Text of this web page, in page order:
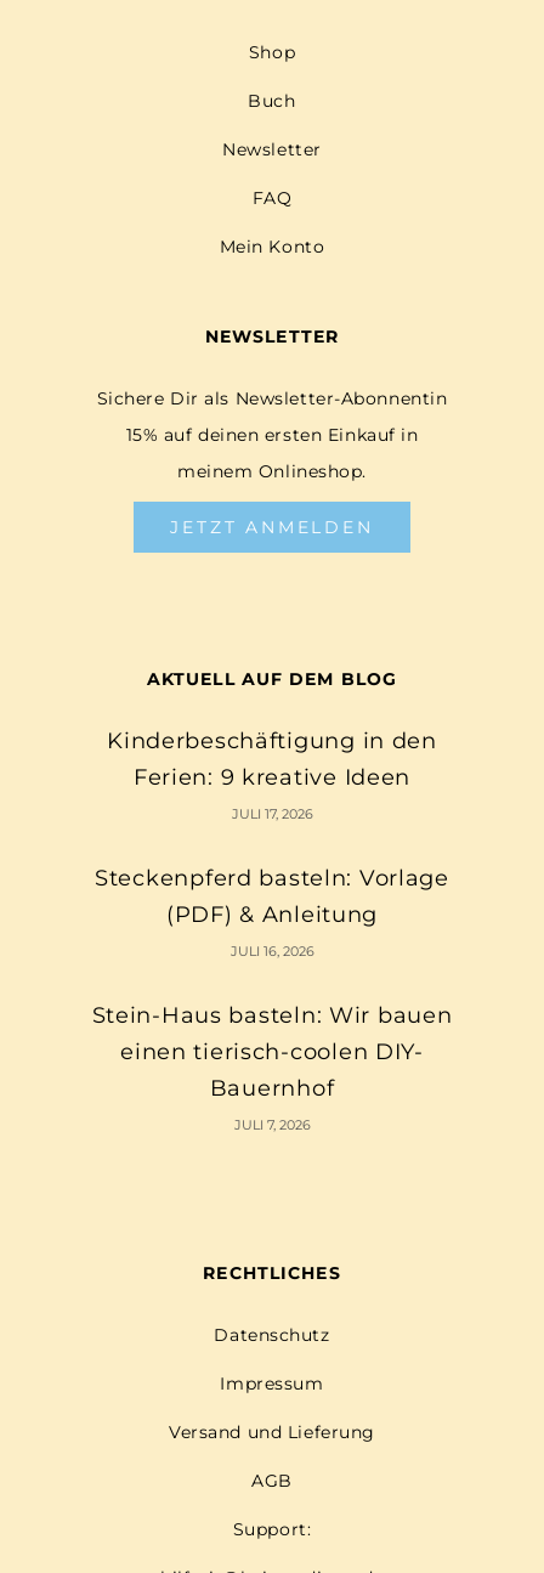
Shop
Buch
Newsletter
FAQ
Mein Konto
NEWSLETTER
Sichere Dir als Newsletter-Abonnentin
15% auf deinen ersten Einkauf in
meinem Onlineshop.
JETZT ANMELDEN
AKTUELL AUF DEM BLOG
Kinderbeschäftigung in den
Ferien: 9 kreative Ideen
JULI 17, 2026
Steckenpferd basteln: Vorlage
(PDF) & Anleitung
JULI 16, 2026
Stein-Haus basteln: Wir bauen
einen tierisch-coolen DIY-
Bauernhof
JULI 7, 2026
RECHTLICHES
Datenschutz
Impressum
Versand und Lieferung
AGB
Support: